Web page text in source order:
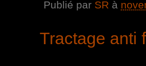
Publié par SR à
Tractage anti